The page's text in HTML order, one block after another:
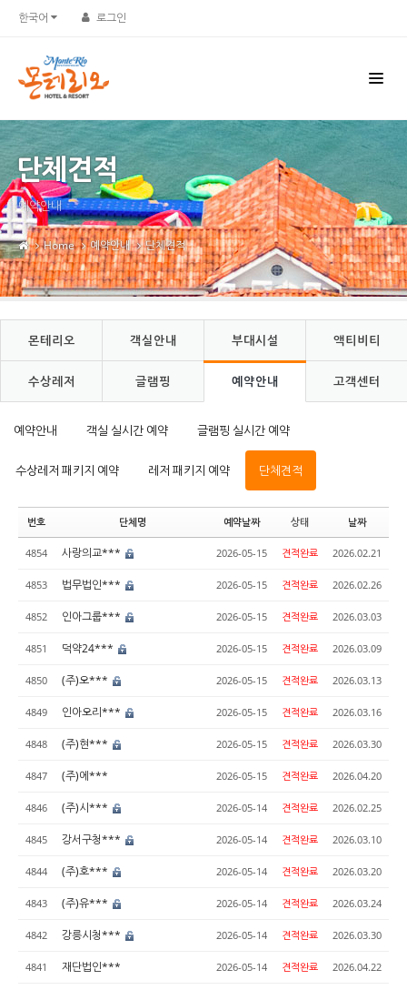
한국어 로그인
단체견적
예약안내
Home 예약안내 단체견적
몬테리오 객실안내 부대시설 액티비티
수상레저 글램핑 예약안내 고객센터
예약안내 객실 실시간 예약 글램핑 실시간 예약
수상레저 패키지 예약 레저 패키지 예약 단체견적
번호 단체명 예약날짜 상태 날짜
4854 사랑의교*** 2026-05-15 견적완료 2026.02.21
4853 법무법인*** 2026-05-15 견적완료 2026.02.26
4852 인아그룹*** 2026-05-15 견적완료 2026.03.03
4851 덕약24*** 2026-05-15 견적완료 2026.03.09
4850 (주)오*** 2026-05-15 견적완료 2026.03.13
4849 인아오리*** 2026-05-15 견적완료 2026.03.16
4848 (주)현*** 2026-05-15 견적완료 2026.03.30
4847 (주)에*** 2026-05-15 견적완료 2026.04.20
4846 (주)시*** 2026-05-14 견적완료 2026.02.25
4845 강서구청*** 2026-05-14 견적완료 2026.03.10
4844 (주)호*** 2026-05-14 견적완료 2026.03.20
4843 (주)유*** 2026-05-14 견적완료 2026.03.24
4842 강릉시청*** 2026-05-14 견적완료 2026.03.30
4841 재단법인*** 2026-05-14 견적완료 2026.04.22
Sketchbook5, 스케치북5